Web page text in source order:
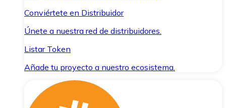
Conviértete en Distribuidor
Únete a nuestra red de distribuidores.
Listar Token
Añade tu proyecto a nuestro ecosistema.